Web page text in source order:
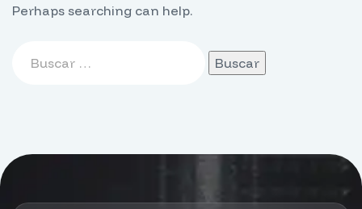
Perhaps searching can help.